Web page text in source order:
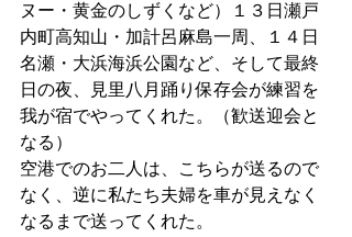
ヌー・黄金のしずくなど）１３日瀬戸
内町高知山・加計呂麻島一周、１４日
名瀬・大浜海浜公園など、そして最終
日の夜、見里八月踊り保存会が練習を
我が宿でやってくれた。（歓送迎会と
なる）
空港でのお二人は、こちらが送るので
なく、逆に私たち夫婦を車が見えなく
なるまで送ってくれた。